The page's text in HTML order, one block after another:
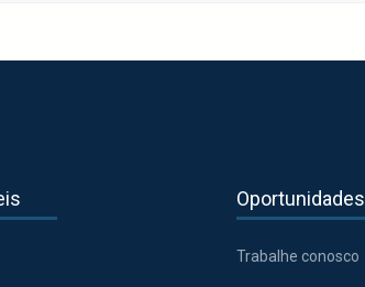
Oportunidades
Trabalhe conosco